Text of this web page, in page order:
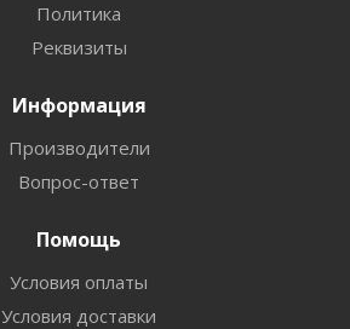
Политика
Реквизиты
Информация
Производители
Вопрос-ответ
Помощь
Условия оплаты
Условия доставки